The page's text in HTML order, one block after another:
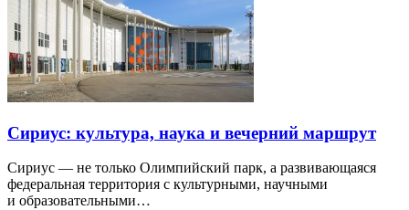
Сириус: культура, наука и вечерний маршрут
Сириус — не только Олимпийский парк, а развивающаяся
федеральная территория с культурными, научными
и образовательными…